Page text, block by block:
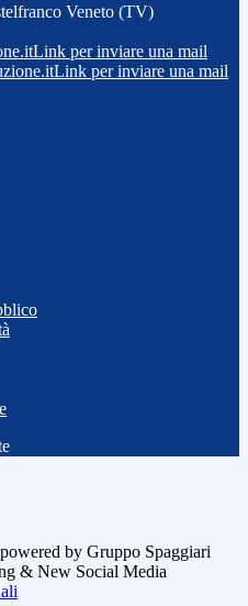
Veneto (TV)
Link per inviare una mail
Link per inviare una mail
by Gruppo Spaggiari
& New Social Media